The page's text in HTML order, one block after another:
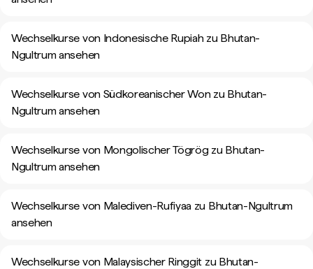
Wechselkurse von Indonesische Rupiah zu Bhutan-
Ngultrum ansehen
Wechselkurse von Südkoreanischer Won zu Bhutan-
Ngultrum ansehen
Wechselkurse von Mongolischer Tögrög zu Bhutan-
Ngultrum ansehen
Wechselkurse von Malediven-Rufiyaa zu Bhutan-Ngultrum
ansehen
Wechselkurse von Malaysischer Ringgit zu Bhutan-